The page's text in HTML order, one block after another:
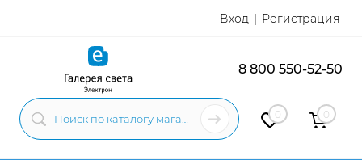
Вход Регистрация
8 800 550-52-50
0 0